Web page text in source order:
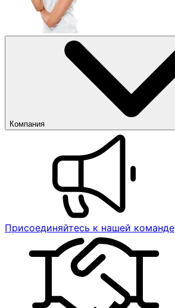
Компания
Присоединяйтесь к нашей команде